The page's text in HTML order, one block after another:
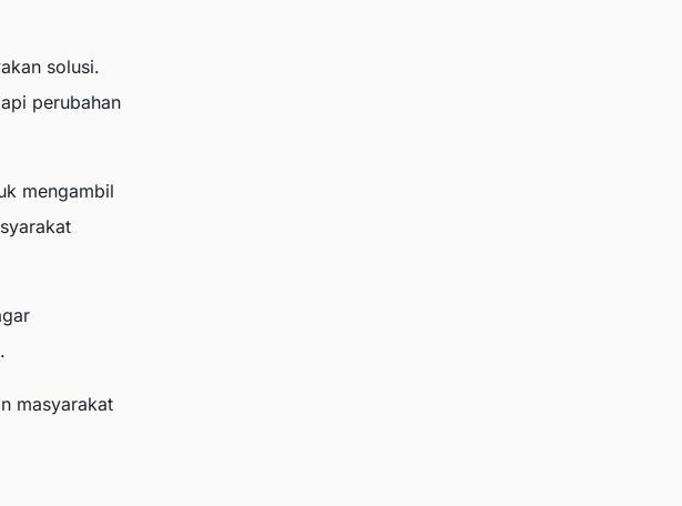
solusi.
perubahan
mengambil
masyarakat